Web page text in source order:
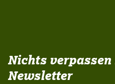
Nichts
Newsletter